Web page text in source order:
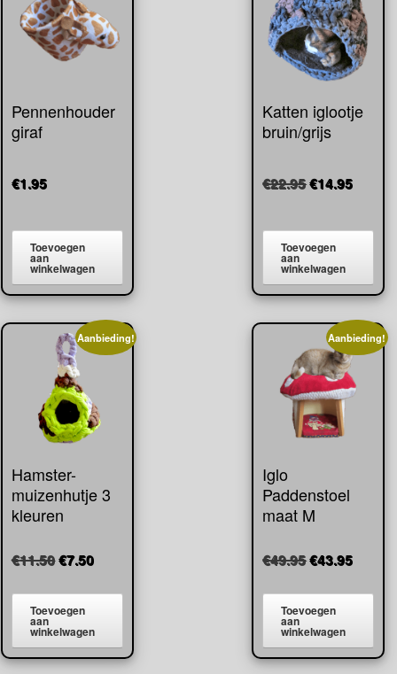
Pennenhouder
giraf
€1.95
Toevoegen
aan
winkelwagen
Katten iglootje
bruin/grijs
€22.95
€22.95.
€14.95
Toevoegen
aan
winkelwagen
Aanbieding!
Hamster-
muizenhutje 3
kleuren
€11.50Oorspronkelijke
was:
€11.50.
€7.50Huidige
is:
Toevoegen
aan
winkelwagen
Aanbieding!
Iglo
Paddenstoel
maat M
€49.95
was:
€49.95.
€43.95
is:
Toevoegen
aan
winkelwagen